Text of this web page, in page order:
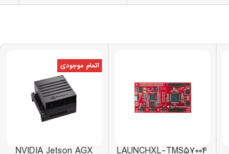
LAUNCHXL-TMS۵۷۰۰۴
اتمام موجودی
NVIDIA Jetson AGX